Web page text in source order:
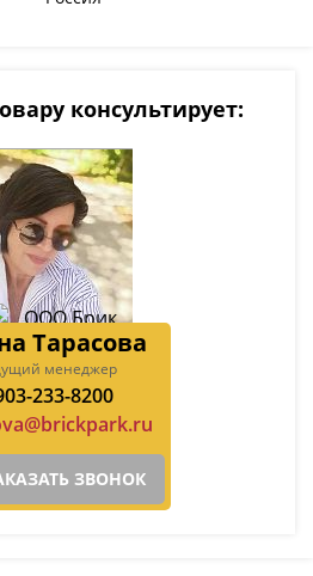
консультирует:
Тарасова
менеджер
233-8200
ЗВОНОК